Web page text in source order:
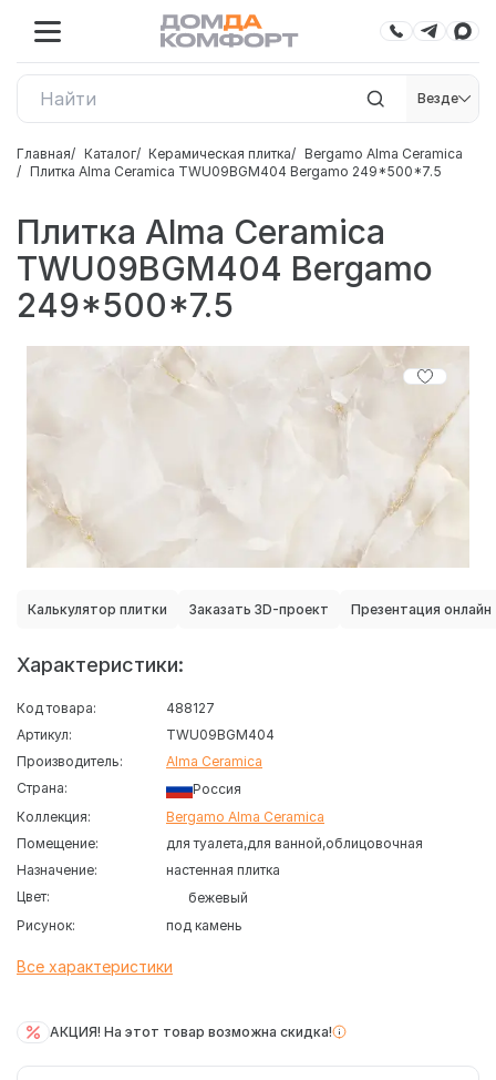
Везде
Главная Каталог Керамическая плитка
Bergamo Alma Ceramica
Плитка Alma Ceramica TWU09BGM404 Bergamo 249*500*7.5
Плитка Alma Ceramica
TWU09BGM404 Bergamo
249*500*7.5
Калькулятор плитки Заказать 3D-проект Презентация онлайн
Характеристики:
Код товара:
488127
Артикул:
TWU09BGM404
Производитель:
Alma Ceramica
Страна:
Россия
Коллекция:
Bergamo Alma Ceramica
Помещение:
для туалета для ванной облицовочная
Назначение:
настенная плитка
Цвет:
бежевый
Рисунок:
под камень
Все характеристики
АКЦИЯ! На этот товар возможна скидка!